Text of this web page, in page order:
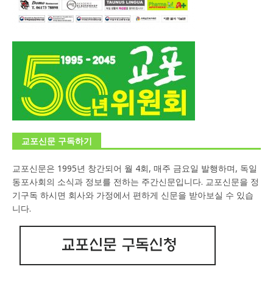
교포신문 구독하기
교포신문은 1995년 창간되어 월 4회, 매주 금요일 발행하며, 독일
동포사회의 소식과 정보를 전하는 주간신문입니다. 교포신문을 정
기구독 하시면 회사와 가정에서 편하게 신문을 받아보실 수 있습
니다.